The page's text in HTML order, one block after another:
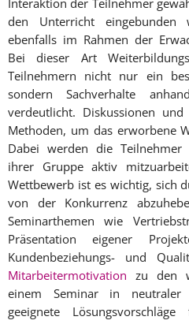
Interaktion der Teilnehmer
den Unterricht eingebunden
ebenfalls im Rahmen der
Bei dieser Art
Teilnehmern nicht nur ein
sondern Sachverhalte
verdeutlicht. Diskussionen
Methoden, um das erworbene
Dabei werden die
ihrer Gruppe aktiv
Wettbewerb ist es wichtig, sich
von der Konkurrenz
Seminarthemen wie
Präsentation eigener
Kundenbeziehungs- und
Mitarbeitermotivation zu den
einem Seminar in neutraler
geeignete